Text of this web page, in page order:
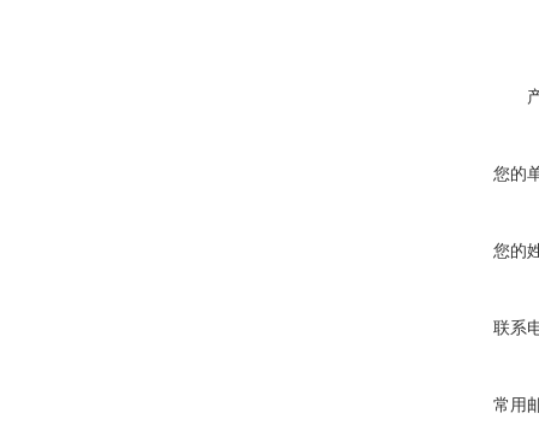
您的
您的
联系
常用